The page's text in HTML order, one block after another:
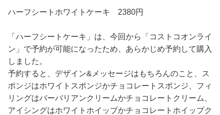
ハーフシートホワイトケーキ 2380円
「ハーフシートケーキ」は、今回から「コストコオンライ
ン」で予約が可能になったため、あらかじめ予約して購入
しました。
予約すると、デザイン&メッセージはもちろんのこと、ス
ポンジはホワイトスポンジかチョコレートスポンジ、フィ
リングはバーバリアンクリームかチョコレートクリーム、
アイシングはホワイトホイップかチョコレートホイップク